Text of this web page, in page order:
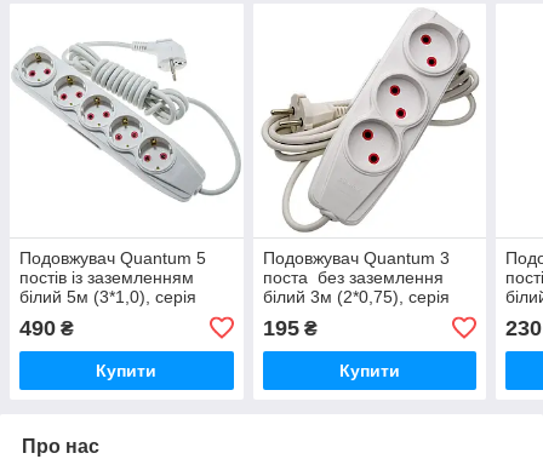
Подовжувач Quantum 5
постів із заземленням
білий 5м (3*1,0), серія
490 ₴
Купити
Подовжувач Quantum 3
поста без заземлення
білий 3м (2*0,75), серія
195₴
Купити
230
Про нас